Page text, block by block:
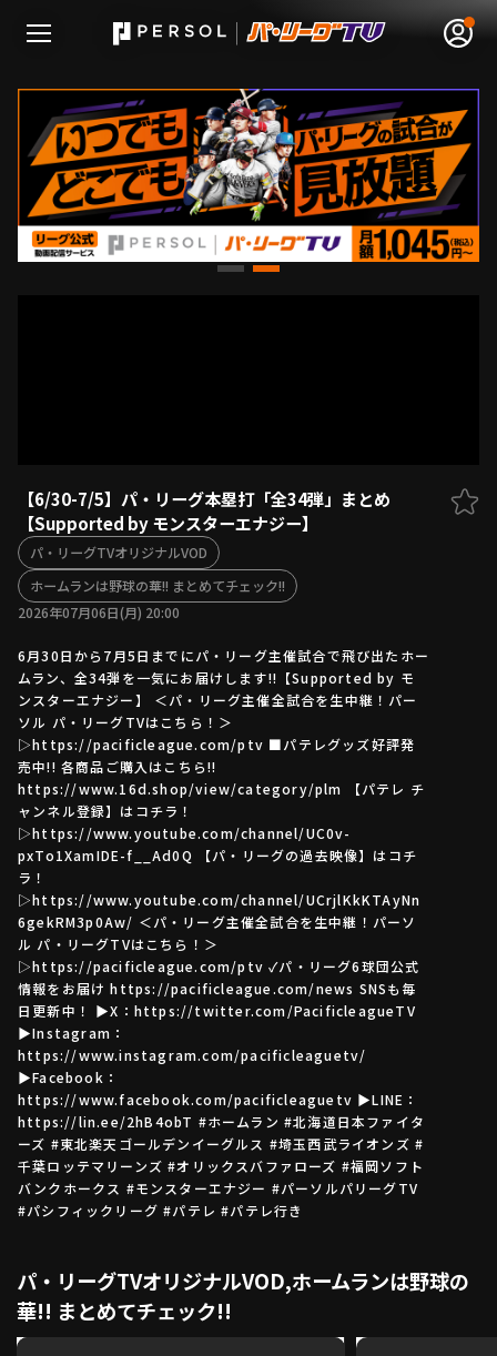
無料アカウント登録 ログイン
HOME
ファーム東地区
ファーム中地区
ファーム西地区
交流戦
選手名鑑
選手名鑑トップ
北海道日本ハムファイターズ
東北楽天ゴールデンイーグルス
埼玉西武ライオンズ
千葉ロッテマリーンズ
オリックス・バファローズ
福岡ソフトバンクホークス
ニュース
設定
利用規約 プライバシーポリシー
運営会社（別ウィンドウで開く） よくある質問
特定商取引法の表示 アルバイト募集（別ウィンドウで開く
【6/30-7/5】パ・リーグ本塁打「全34弾」まとめ
【Supported by モンスターエナジー】
パ・リーグTVオリジナルVOD
ホームランは野球の華!! まとめてチェック!!
2026年07月06日(月) 20:00
6月30日から7月5日までにパ・リーグ主催試合で飛び出たホー
ムラン、全34弾を一気にお届けします!!【Supported by モ
ンスターエナジー】 ＜パ・リーグ主催全試合を生中継！パー
ソル パ・リーグTVはこちら！＞
▷https://pacificleague.com/ptv ■パテレグッズ好評発
売中!! 各商品ご購入はこちら!!
https://www.16d.shop/view/category/plm 【パテレ チ
ャンネル登録】はコチラ！
▷https://www.youtube.com/channel/UC0v-
pxTo1XamIDE-f__Ad0Q 【パ・リーグの過去映像】はコチ
ラ！
▷https://www.youtube.com/channel/UCrjlKkKTAyNn
6gekRM3p0Aw/ ＜パ・リーグ主催全試合を生中継！パーソ
ル パ・リーグTVはこちら！＞
▷https://pacificleague.com/ptv ✓パ・リーグ6球団公式
情報をお届け https://pacificleague.com/news SNSも毎
日更新中！ ▶X：https://twitter.com/PacificleagueTV
▶Instagram：
https://www.instagram.com/pacificleaguetv/
▶Facebook：
https://www.facebook.com/pacificleaguetv ▶LINE：
https://lin.ee/2hB4obT #ホームラン #北海道日本ファイタ
ーズ #東北楽天ゴールデンイーグルス #埼玉西武ライオンズ #
千葉ロッテマリーンズ #オリックスバファローズ #福岡ソフト
バンクホークス #モンスターエナジー #パーソルパリーグTV
#パシフィックリーグ #パテレ #パテレ行き
パ・リーグTVオリジナルVOD,ホームランは野球の
華!! まとめてチェック!!